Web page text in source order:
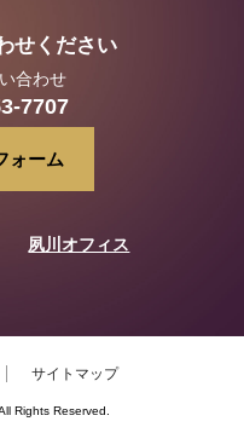
せください
合わせ
7707
ォーム
夙川オフィス
サイトマップ
Rights Reserved.